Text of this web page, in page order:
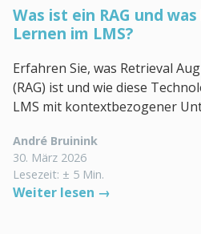
Was ist ein RAG und
Lernen im LMS?
Erfahren Sie, was Retrieval
(RAG) ist und wie diese
LMS mit kontextbezogener
André Bruinink
30. März 2026
Lesezeit: ± 5 Min.
Weiter lesen →